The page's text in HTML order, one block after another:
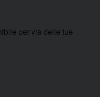
per via delle tue